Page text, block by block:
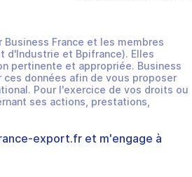
France et les membres
d'Industrie et Bpifrance). Elles
pertinente et appropriée. Business
données afin de vous proposer
Pour l'exercice de vos droits ou
ses actions, prestations,
export.fr et m'engage à